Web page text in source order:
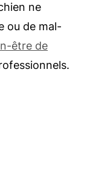
ne
ou de mal-
être de